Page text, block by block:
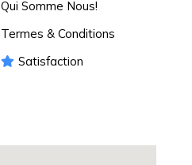
Qui Somme Nous!
Termes & Conditions
Satisfaction